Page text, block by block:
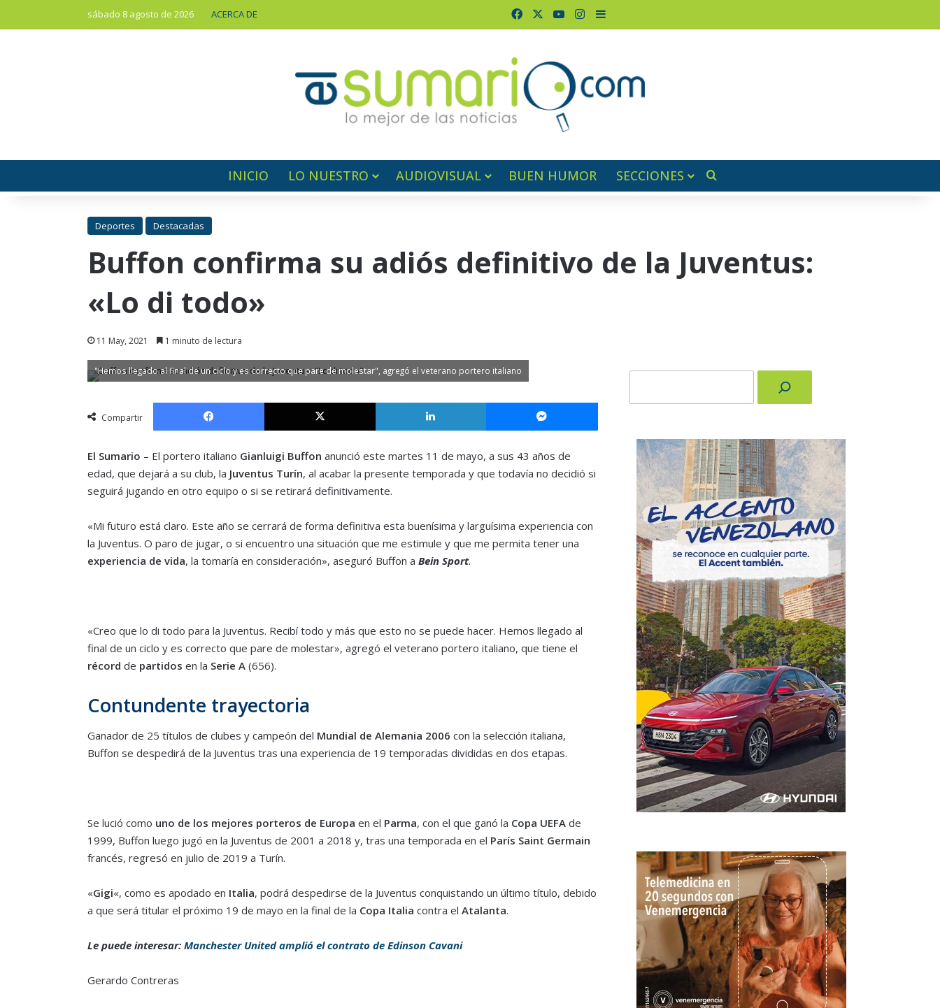
sábado 8 agosto de 2026 ACERCA DE FacebookYouTubeInstagram
Barra lateral
INICIO LO NUESTRO AUDIOVISUAL BUEN HUMOR SECCIONES
Deportes Destacadas
Buffon confirma su adiós definitivo de la Juventus:
«Lo di todo»
11 May, 2021 1 minuto de lectura
"Hemos llegado al final de un ciclo y es correcto que pare de molestar", agregó el veterano portero italiano
Compartir
Facebook X LinkedIn Messenger
El Sumario – El portero italiano Gianluigi Buffon anunció este martes 11 de mayo, a sus 43 años de
edad, que dejará a su club, la Juventus Turín, al acabar la presente temporada y que todavía no decidió si
seguirá jugando en otro equipo o si se retirará definitivamente.
«Mi futuro está claro. Este año se cerrará de forma definitiva esta buenísima y larguísima experiencia con
la Juventus. O paro de jugar, o si encuentro una situación que me estimule y que me permita tener una
experiencia de vida, la tomaría en consideración», aseguró Buffon a Bein Sport.
«Creo que lo di todo para la Juventus. Recibí todo y más que esto no se puede hacer. Hemos llegado al
final de un ciclo y es correcto que pare de molestar», agregó el veterano portero italiano, que tiene el
récord de partidos en la Serie A(656).
Contundente trayectoria
Ganador de 25 títulos de clubes y campeón del Mundial de Alemania 2006 con la selección italiana,
Buffon se despedirá de la Juventus tras una experiencia de 19 temporadas divididas en dos etapas.
Se lució como uno de los mejores porteros de Europa en el Parma, con el que ganó la Copa UEFAde
1999, Buffon luego jugó en la Juventus de 2001 a 2018 y, tras una temporada en el París Saint Germain
francés, regresó en julio de 2019 a Turín.
«Gigi«, como es apodado en Italia, podrá despedirse de la Juventus conquistando un último título, debido
a que será titular el próximo 19 de mayo en la final de la Copa Italia contra el Atalanta.
Le puede interesar: Manchester United amplió el contrato de Edinson Cavani
Gerardo Contreras